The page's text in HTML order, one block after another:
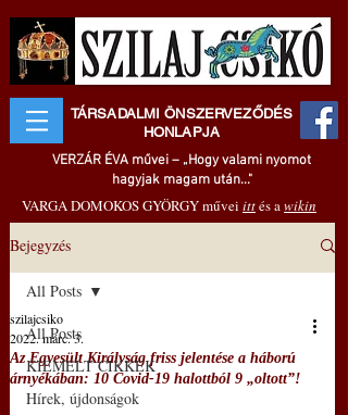
TÁRSADALMI ÖNSZERVEZŐDÉS
HONLAPJA
VERZÁR ÉVA művei – „Hogy valami nyomot
hagyjak magam után..."
VARGA DOMOKOS GYÖRGY művei ittés awikin
Bejegyzés
All Posts
KIEMELT CIKKEK
Hírek, újdonságok
All Posts
Az Egyesült Királyság friss jelentése a háború
árnyékában: 10 Covid-19 halottból 9 „oltott”!
szilajcsiko
2022. márc. 3.